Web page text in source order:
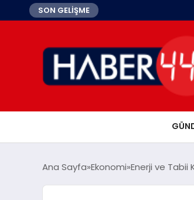
SON GELİŞME
Ana Sayfa Ekonomi Enerji ve Tabii